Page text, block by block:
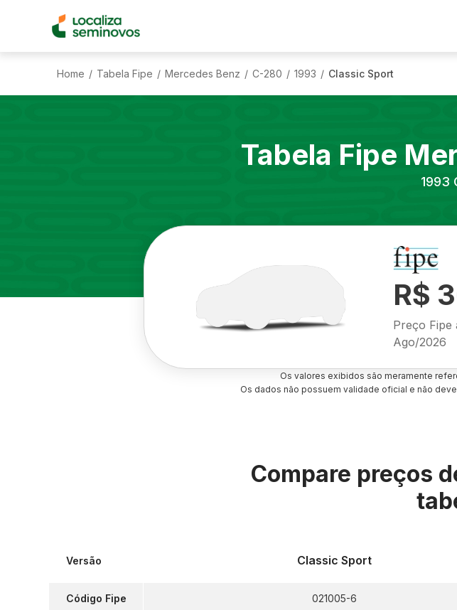
Home / Tabela Fipe / Mercedes Benz / C-280 / 1993 / Classic Sport
Tabela Fipe
1993
R$
Preço Fipe
Ago/2026
Os valores exibidos são meramente
Os dados não possuem validade oficial e não
Compare preços
Versão
Código Fipe
Classic Sport
021005-6